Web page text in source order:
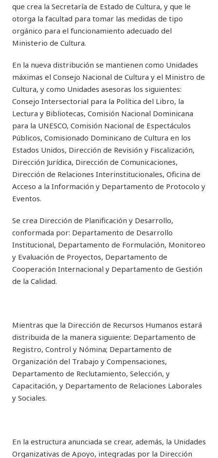
que crea la Secretaría de Estado de Cultura, y que le
otorga la facultad para tomar las medidas de tipo
orgánico para el funcionamiento adecuado del
Ministerio de Cultura.
En la nueva distribución se mantienen como Unidades
máximas el Consejo Nacional de Cultura y el Ministro de
Cultura, y como Unidades asesoras los siguientes:
Consejo Intersectorial para la Política del Libro, la
Lectura y Bibliotecas, Comisión Nacional Dominicana
para la UNESCO, Comisión Nacional de Espectáculos
Públicos, Comisionado Dominicano de Cultura en los
Estados Unidos, Dirección de Revisión y Fiscalización,
Dirección Jurídica, Dirección de Comunicaciones,
Dirección de Relaciones Interinstitucionales, Oficina de
Acceso a la Información y Departamento de Protocolo y
Eventos.
Se crea Dirección de Planificación y Desarrollo,
conformada por: Departamento de Desarrollo
Institucional, Departamento de Formulación, Monitoreo
y Evaluación de Proyectos, Departamento de
Cooperación Internacional y Departamento de Gestión
de la Calidad.
Mientras que la Dirección de Recursos Humanos estará
distribuida de la manera siguiente: Departamento de
Registro, Control y Nómina; Departamento de
Organización del Trabajo y Compensaciones,
Departamento de Reclutamiento, Selección, y
Capacitación, y Departamento de Relaciones Laborales
y Sociales.
En la estructura anunciada se crear, además, la Unidades
Organizativas de Apoyo, integradas por la Dirección